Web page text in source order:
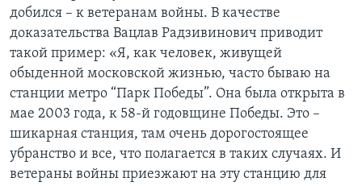
добился – к ветеранам войны. В качестве
доказательства Вацлав Радзивинович приводит
такой пример: «Я, как человек, живущей
обыденной московской жизнью, часто бываю на
станции метро “Парк Победы”. Она была открыта в
мае 2003 года, к 58-й годовщине Победы. Это –
шикарная станция, там очень дорогостоящее
убранство и все, что полагается в таких случаях. И
ветераны войны приезжают на эту станцию для